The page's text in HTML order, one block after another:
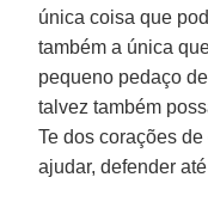
única coisa que
também a única
pequeno pedaço
talvez também
Te dos corações
ajudar, defender